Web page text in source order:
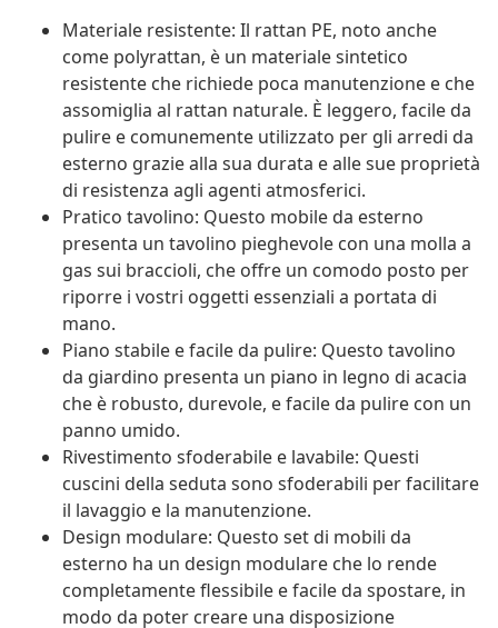
Materiale resistente: Il rattan PE, noto anche
come polyrattan, è un materiale sintetico
resistente che richiede poca manutenzione e che
assomiglia al rattan naturale. È leggero, facile da
pulire e comunemente utilizzato per gli arredi da
esterno grazie alla sua durata e alle sue proprietà
di resistenza agli agenti atmosferici.
Pratico tavolino: Questo mobile da esterno
presenta un tavolino pieghevole con una molla a
gas sui braccioli, che offre un comodo posto per
riporre i vostri oggetti essenziali a portata di
mano.
Piano stabile e facile da pulire: Questo tavolino
da giardino presenta un piano in legno di acacia
che è robusto, durevole, e facile da pulire con un
panno umido.
Rivestimento sfoderabile e lavabile: Questi
cuscini della seduta sono sfoderabili per facilitare
il lavaggio e la manutenzione.
Design modulare: Questo set di mobili da
esterno ha un design modulare che lo rende
completamente flessibile e facile da spostare, in
modo da poter creare una disposizione